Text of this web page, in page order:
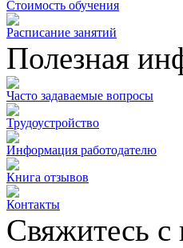
Стоимость обучения
Расписание занятий
Полезная
Часто задаваемые вопросы
Трудоустройство
Информация работодателю
Книга отзывов
Контакты
Свяжитесь с